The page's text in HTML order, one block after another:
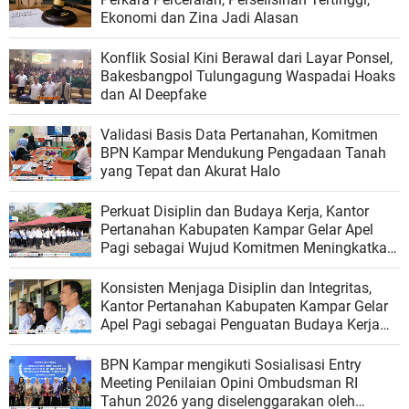
Ekonomi dan Zina Jadi Alasan
Konflik Sosial Kini Berawal dari Layar Ponsel,
Bakesbangpol Tulungagung Waspadai Hoaks
dan AI Deepfake
Validasi Basis Data Pertanahan, Komitmen
BPN Kampar Mendukung Pengadaan Tanah
yang Tepat dan Akurat Halo
Perkuat Disiplin dan Budaya Kerja, Kantor
Pertanahan Kabupaten Kampar Gelar Apel
Pagi sebagai Wujud Komitmen Meningkatkan
Kualitas Pelayanan
Konsisten Menjaga Disiplin dan Integritas,
Kantor Pertanahan Kabupaten Kampar Gelar
Apel Pagi sebagai Penguatan Budaya Kerja
Organisasi
BPN Kampar mengikuti Sosialisasi Entry
Meeting Penilaian Opini Ombudsman RI
Tahun 2026 yang diselenggarakan oleh